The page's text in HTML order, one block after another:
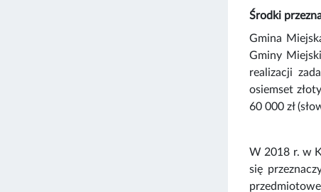
Środki
Gmina
Gminy
realizacji
osiemset
60 000 zł
W 2018 r. w
się